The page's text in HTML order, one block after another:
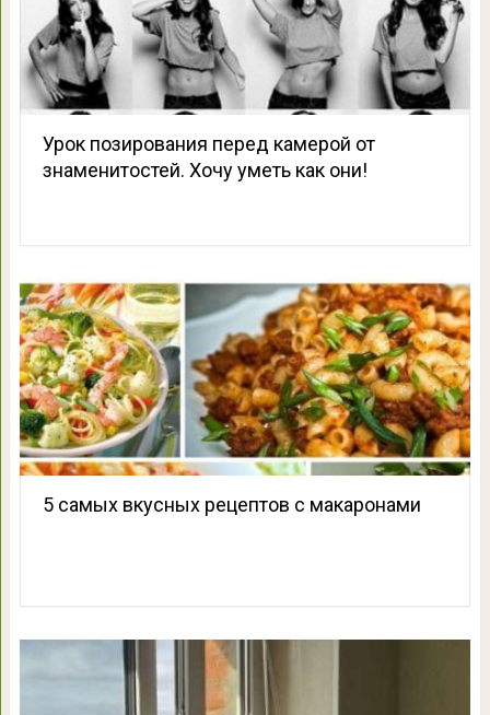
Урок позирования перед камерой от
знаменитостей. Хочу уметь как они!
5 самых вкусных рецептов с макаронами